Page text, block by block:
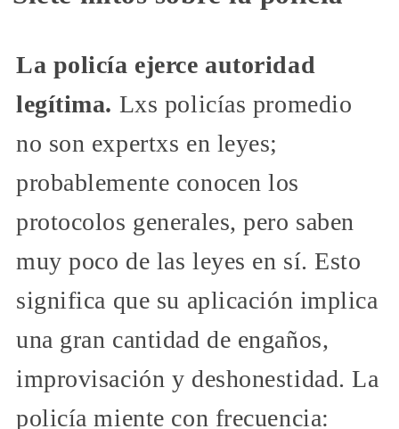
La policía ejerce autoridad
legítima. Lxs policías promedio
no son expertxs en leyes;
probablemente conocen los
protocolos generales, pero saben
muy poco de las leyes en sí. Esto
significa que su aplicación implica
una gran cantidad de engaños,
improvisación y deshonestidad. La
policía miente con frecuencia: